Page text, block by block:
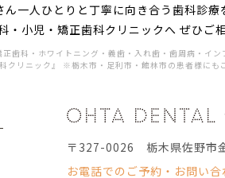
一人ひとりと丁寧に向き合う歯科診療
・小児・矯正歯科クリニックへ ぜひご
歯科・ホワイトニング・義歯・入れ歯・歯周病・イン
クリニック』 ※栃木市・足利市・館林市の患者様にも
〒327-0026 栃木県佐野市
お電話でのご予約・お問い